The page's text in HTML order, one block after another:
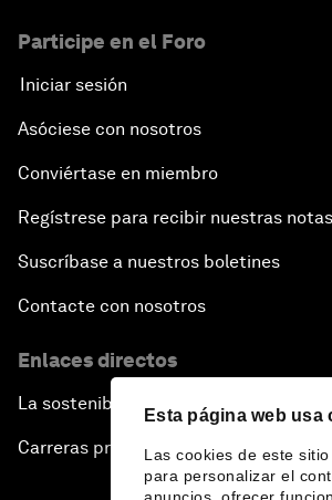
Esta página web usa
Las cookies de este
para personalizar el
Participe en el Foro
Iniciar sesión
Asóciese con nosotros
Conviértase en miembro
Regístrese para recibir nuestras
Suscríbase a nuestros boletines
Contacte con nosotros
Enlaces directos
La sostenibilidad en el Foro
Carreras profesionales